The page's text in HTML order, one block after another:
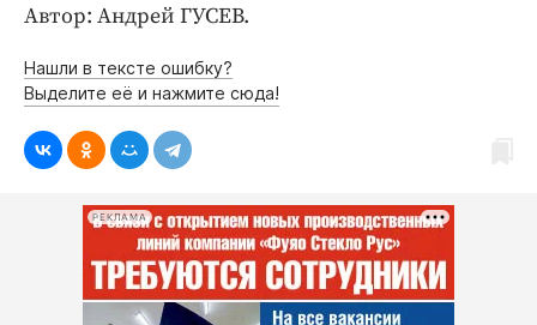
Автор: Андрей ГУСЕВ.
Нашли в тексте ошибку?
Выделите её и нажмите сюда!
РЕКЛАМА